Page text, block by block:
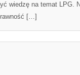
wiedzę na temat LPG.
[…]